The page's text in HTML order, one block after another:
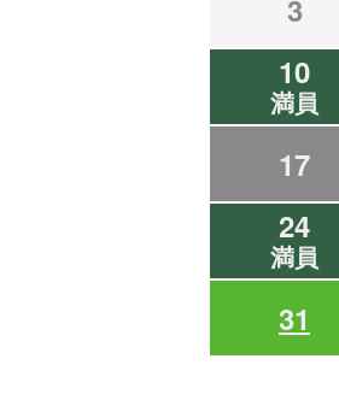
3
10
満員
17
24
満員
31